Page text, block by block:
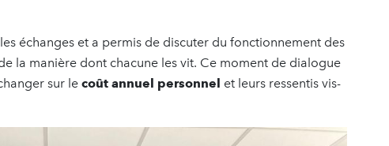
échanges et a permis de discuter du fonctionnement des
la manière dont chacune les vit. Ce moment de dialogue
sur le coût annuel personnel et leurs ressentis vis-